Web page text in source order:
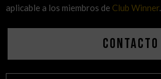
aplicable a los miembros de Club Winner.
Contacto